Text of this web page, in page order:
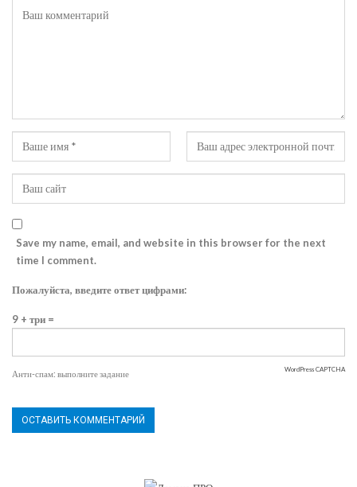
Save my name, email, and website in this browser for the next
time I comment.
Пожалуйста, введите ответ цифрами:
9 + три =
Анти-спам: выполните задание WordPress CAPTCHA